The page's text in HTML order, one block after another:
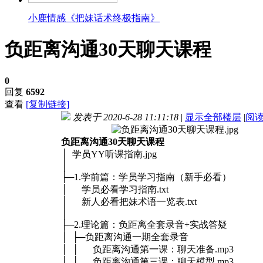
小鹿情感《把妹话术终极指南》
负距离沟通30天聊天课程
0
回复 6592
查看 [复制链接]
发表于 2020-6-28 11:11:18 | 显示全部楼层 |阅
负距离沟通30天聊天课程
│ 学员YY听课指南.jpg
├─1.学前篇：学员学习指南（新手必看）
│ 学员必看学习指南.txt
│ 新人必看把妹术语一览表.txt
├─2.理论篇：负距离全套录音+实战答疑
│ ├─负距离沟通一期全套录音
│ │ 负距离沟通第一课：聊天准备.mp3